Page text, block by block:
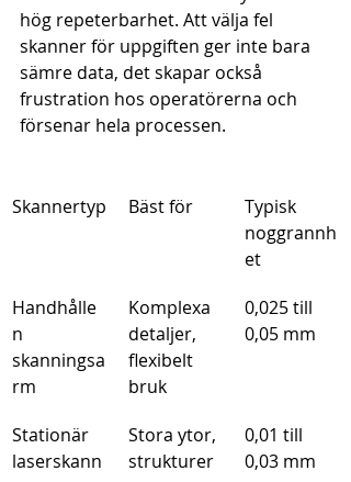
hög repeterbarhet. Att välja fel
skanner för uppgiften ger inte bara
sämre data, det skapar också
frustration hos operatörerna och
försenar hela processen.
Skannertyp Bäst för
Typisk
noggrannh
et
Handhålle
n
skanningsa
rm
Komplexa
detaljer,
flexibelt
bruk
0,025 till
0,05 mm
Stationär
laserskann
Stora ytor,
strukturer
0,01 till
0,03 mm